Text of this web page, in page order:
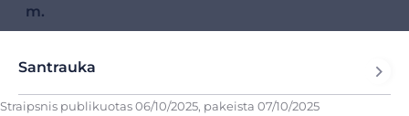
m.
Santrauka
Straipsnis publikuotas06/10/2025, pakeista 07/10/2025